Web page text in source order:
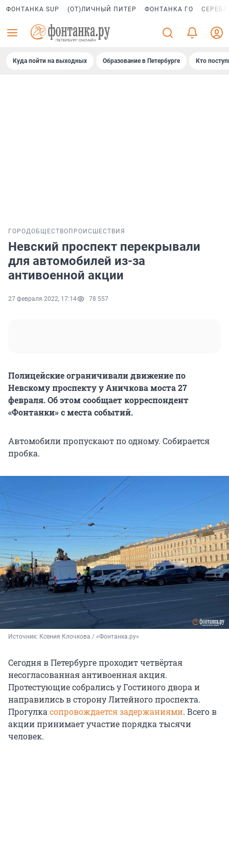
ФОНТАНКА SUP (ОТ)ЛИЧНЫЙ ПИТЕР ФОНТАНКА ГО
Куда пойти на выходных Образование в Петербурге Кто
ГОРОДОБЩЕСТВО ПРОИСШЕСТВИЯ
Невский проспект перекрывали
для автомобилей из-за
антивоенной акции
27 февраля 2022, 17:14 78 557
Полицейские ограничивали движение по
Невскому проспекту у Аничкова моста 27
февраля. Об этом сообщает корреспондент
«Фонтанки» с места событий.
Автомобили пропускают по одному. Собирается
пробка.
Источник: Ксения Клочкова / «Фонтанка.ру»
Сегодня в Петербурге проходит четвёртая
несогласованная антивоенная акция.
Протестующие собрались у Гостиного двора и
направились в сторону Литейного проспекта.
Прогулкасопровождается задержаниями. Всего в
акции принимает участие порядка тысячи
человек.